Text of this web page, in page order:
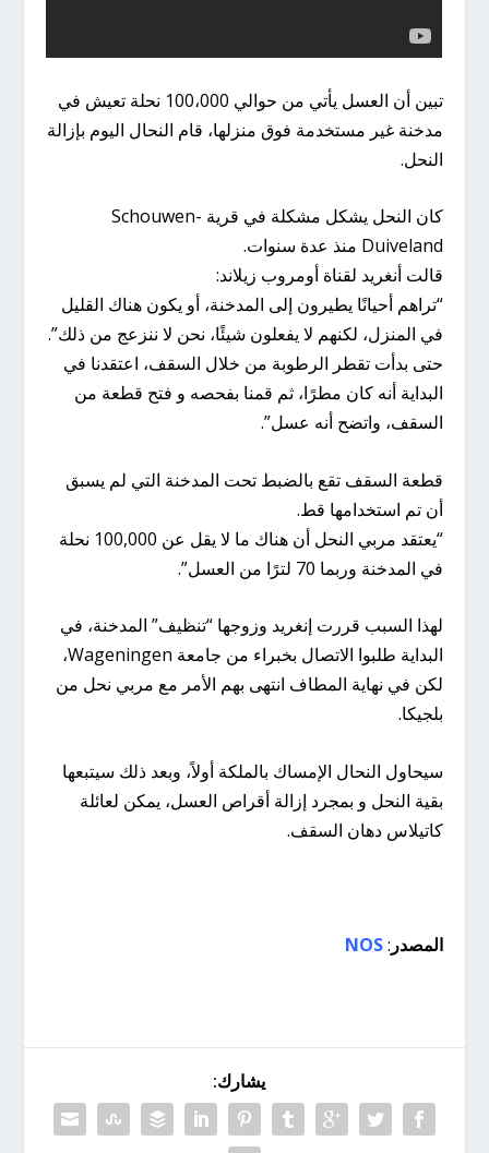
تبين أن العسل يأتي من حوالي 100،000 نحلة تعيش في
مدخنة غير مستخدمة فوق منزلها، قام النحال اليوم بإزالة
النحل.
كان النحل يشكل مشكلة في قرية Schouwen-
Duiveland منذ عدة سنوات.
قالت أنغريد لقناة أومروب زيلاند:
“تراهم أحيانًا يطيرون إلى المدخنة، أو يكون هناك القليل
في المنزل، لكنهم لا يفعلون شيئًا، نحن لا ننزعج من ذلك”.
حتى بدأت تقطر الرطوبة من خلال السقف، اعتقدنا في
البداية أنه كان مطرًا، ثم قمنا بفحصه و فتح قطعة من
السقف، واتضح أنه عسل”.
قطعة السقف تقع بالضبط تحت المدخنة التي لم يسبق
أن تم استخدامها قط.
“يعتقد مربي النحل أن هناك ما لا يقل عن 100,000 نحلة
في المدخنة وربما 70 لترًا من العسل”.
لهذا السبب قررت إنغريد وزوجها “تنظيف” المدخنة، في
البداية طلبوا الاتصال بخبراء من جامعة Wageningen،
لكن في نهاية المطاف انتهى بهم الأمر مع مربي نحل من
بلجيكا.
سيحاول النحال الإمساك بالملكة أولاً، وبعد ذلك سيتبعها
بقية النحل و بمجرد إزالة أقراص العسل، يمكن لعائلة
كاتيلاس دهان السقف.
المصدر :
NOS
يشارك: